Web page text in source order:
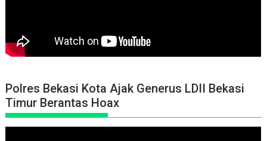
Polres Bekasi Kota Ajak Generus LDII Bekasi
Timur Berantas Hoax